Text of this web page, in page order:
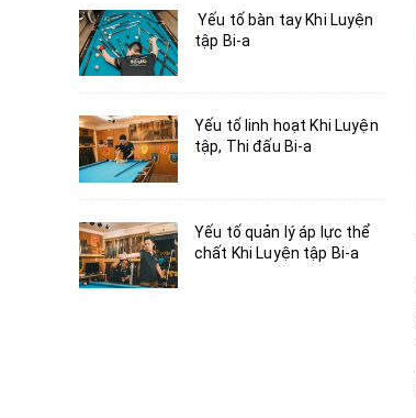
Yếu tố bàn tay Khi Luyện
tập Bi-a
Yếu tố linh hoạt Khi Luyện
tập, Thi đấu Bi-a
Yếu tố quản lý áp lực thể
chất Khi Luyện tập Bi-a